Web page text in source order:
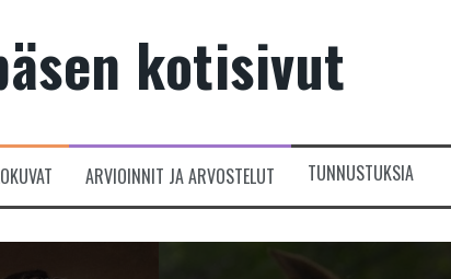
kotisivut
ARVIOINNIT JA ARVOSTELUT TUNNUSTUKSIA